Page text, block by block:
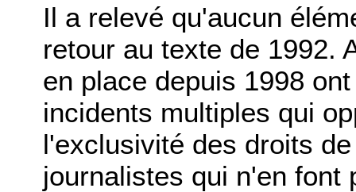
Il a relevé qu'aucun
retour au texte de 1992.
en place depuis 1998
incidents multiples qui
l'exclusivité des droits
journalistes qui n'en font